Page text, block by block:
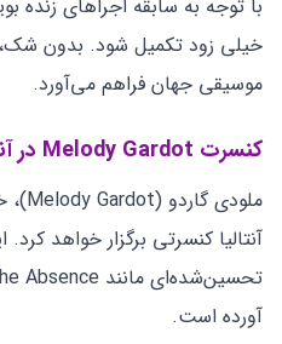
کلاب‌ها، سالن‌های کنسرت و مجموعه‌های تفریحی.
Ceila Club
Performance Hall
یکی از بهترین بارها و
تئاتر روباز کنیاآلتی (Konyaaltı Open-Air Theatre)
واقع در پارک ساحلی «Sahil Antalya Yaşam Park»، با ظرفیت ۳۱۰۰ نفر، صندلی‌های راحت و سیستم صوت و نور حرفه‌ای.
Golf & Spa Resort